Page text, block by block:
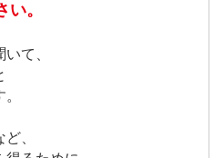
。
て、
、